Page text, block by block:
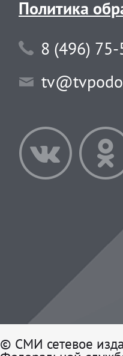
Политика
8 (496)
© СМИ сетевое